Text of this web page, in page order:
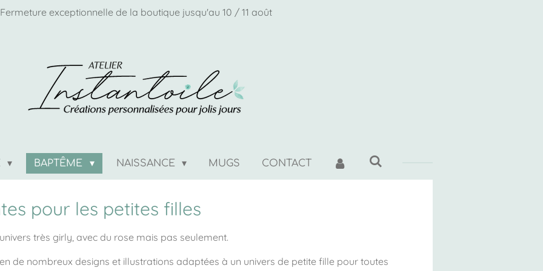
Fermeture exceptionnelle de la boutique jusqu'au 10 / 11 août
BAPTÊME NAISSANCE MUGS CONTACT
pour les petites filles
très girly, avec du rose mais pas seulement.
de nombreux designs et illustrations adaptées à un univers de petite fille pour toutes